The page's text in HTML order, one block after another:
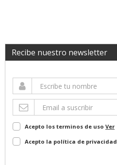
Recibe nuestro newsletter
Acepto los terminos de uso Ver
Acepto la política de privacidad